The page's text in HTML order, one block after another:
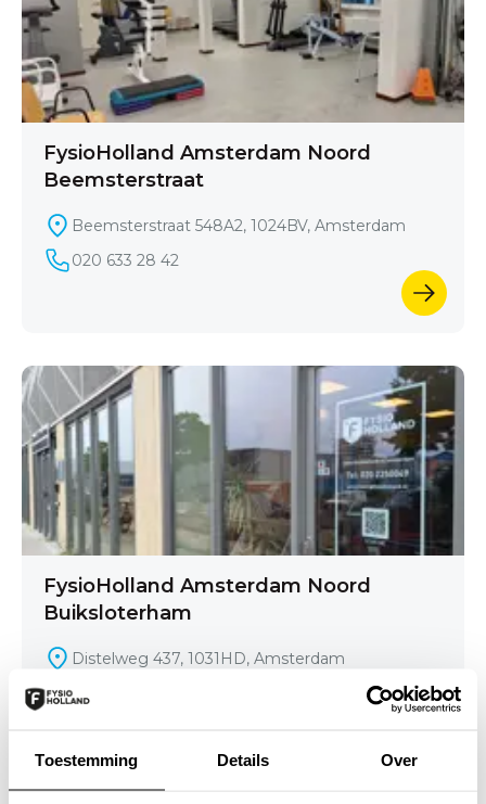
Toestemming Details Over
FysioHolland Amsterdam Noord
Beemsterstraat
Beemsterstraat 548A2, 1024BV, Amsterdam
020 633 28 42
FysioHolland Amsterdam Noord
Buiksloterham
Distelweg 437, 1031HD, Amsterdam
020 633 28 42